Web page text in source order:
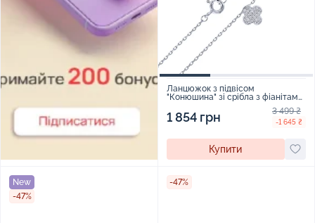
Ланцюжок з підвісом
"Конюшина" зі срібла з фіанітами
1 854 грн 3 499 ₴
-1 645 ₴
Купити
New
-47%
-47%